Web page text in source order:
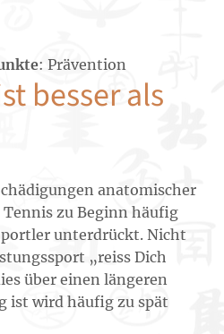
: Prävention
besser als
anatomischer
zu Beginn häufig
unterdrückt. Nicht
„reiss Dich
über einen längeren
ist wird häufig zu spät